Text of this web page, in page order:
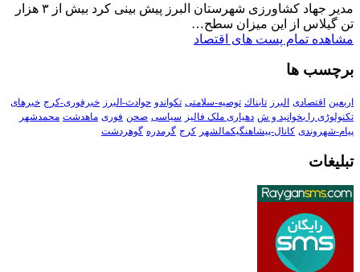
مدیر جهاد کشاورزی شهرستان البرز پیش بینی کرد بیش از ۳ هزار
تن گیلاس از این میزان سطح…
مشاهده تمام پست های اقتصاد
برچسب ها
اربعین اقتصادی البرز تابناك توصیه-سلامتی تکواندو حوادث-البرز خبرفوری-کرج خبرهای
تکنولوڑی را بخوانید و ش دهیاری ملک فالیز سیاسی صحن فوری ماهدشت محمدشهر
پیام-شهروندی کانال-پیشاهنگیکمالشهر کرج گرمدره گوهردشت
تبلیغات